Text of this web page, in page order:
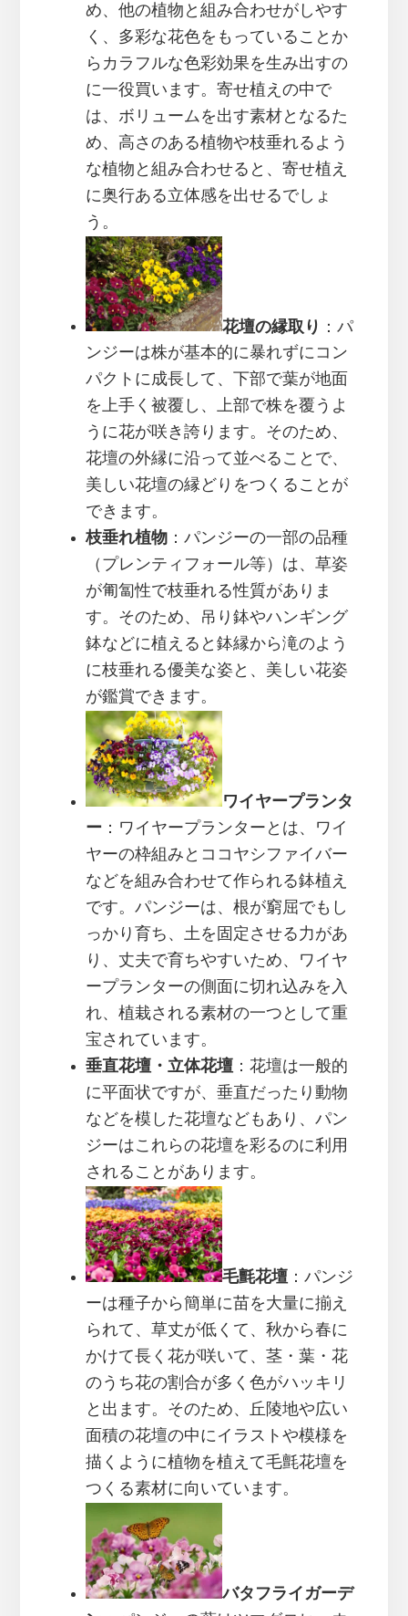
め、他の植物と組み合わせがしやす
く、多彩な花色をもっていることか
らカラフルな色彩効果を生み出すの
に一役買います。寄せ植えの中で
は、ボリュームを出す素材となるた
め、高さのある植物や枝垂れるよう
な植物と組み合わせると、寄せ植え
に奥行ある立体感を出せるでしょ
う。
花壇の縁取り
：パ
ンジーは株が基本的に暴れずにコン
パクトに成長して、下部で葉が地面
を上手く被覆し、上部で株を覆うよ
うに花が咲き誇ります。そのため、
花壇の外縁に沿って並べることで、
美しい花壇の縁どりをつくることが
できます。
枝垂れ植物 ：パンジーの一部の品種
（プレンティフォール等）は、草姿
が匍匐性で枝垂れる性質がありま
す。そのため、吊り鉢やハンギング
鉢などに植えると鉢縁から滝のよう
に枝垂れる優美な姿と、美しい花姿
が鑑賞できます。
ワイヤープランタ
ー：ワイヤープランターとは、ワイ
ヤーの枠組みとココヤシファイバー
などを組み合わせて作られる鉢植え
です。パンジーは、根が窮屈でもし
っかり育ち、土を固定させる力があ
り、丈夫で育ちやすいため、ワイヤ
ープランターの側面に切れ込みを入
れ、植栽される素材の一つとして重
宝されています。
垂直花壇・立体花壇 ：花壇は一般的
に平面状ですが、垂直だったり動物
などを模した花壇などもあり、パン
ジーはこれらの花壇を彩るのに利用
されることがあります。
毛氈花壇 ：パンジ
ーは種子から簡単に苗を大量に揃え
られて、草丈が低くて、秋から春に
かけて長く花が咲いて、茎・葉・花
のうち花の割合が多く色がハッキリ
と出ます。そのため、丘陵地や広い
面積の花壇の中にイラストや模様を
描くように植物を植えて毛氈花壇を
つくる素材に向いています。
バタフライガーデ